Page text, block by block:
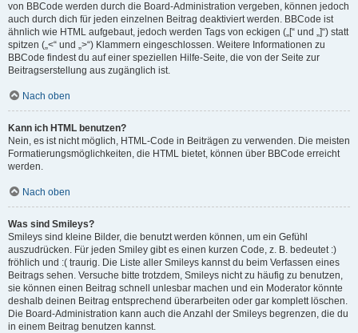
von BBCode werden durch die Board-Administration vergeben, können jedoch
auch durch dich für jeden einzelnen Beitrag deaktiviert werden. BBCode ist
ähnlich wie HTML aufgebaut, jedoch werden Tags von eckigen („[“ und „]“) statt
spitzen („<“ und „>“) Klammern eingeschlossen. Weitere Informationen zu
BBCode findest du auf einer speziellen Hilfe-Seite, die von der Seite zur
Beitragserstellung aus zugänglich ist.
Nach oben
Kann ich HTML benutzen?
Nein, es ist nicht möglich, HTML-Code in Beiträgen zu verwenden. Die meisten
Formatierungsmöglichkeiten, die HTML bietet, können über BBCode erreicht
werden.
Nach oben
Was sind Smileys?
Smileys sind kleine Bilder, die benutzt werden können, um ein Gefühl
auszudrücken. Für jeden Smiley gibt es einen kurzen Code, z. B. bedeutet :)
fröhlich und :( traurig. Die Liste aller Smileys kannst du beim Verfassen eines
Beitrags sehen. Versuche bitte trotzdem, Smileys nicht zu häufig zu benutzen,
sie können einen Beitrag schnell unlesbar machen und ein Moderator könnte
deshalb deinen Beitrag entsprechend überarbeiten oder gar komplett löschen.
Die Board-Administration kann auch die Anzahl der Smileys begrenzen, die du
in einem Beitrag benutzen kannst.